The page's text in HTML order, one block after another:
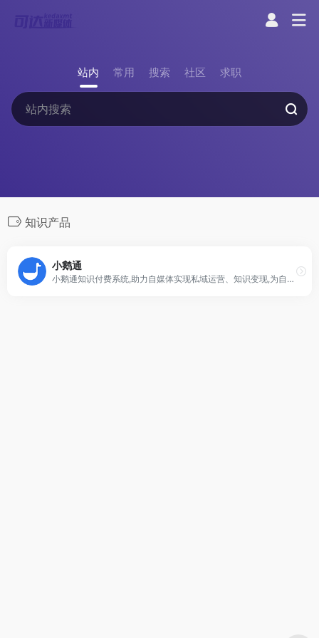
站内 常用 搜索 社区 求职
知识产品
小鹅通
小鹅通知识付费系统,助力自媒体实现私域运营、知识变现,为自媒体知识创业者、企业培训直播、提供更稳定超清的SaaS在线直播系统,支持图文、音频、视频录播、超级会员、私域运营工具、训练营等众多功能痛点,多终端无延迟观看让学员学习更方便,老师授课更轻松